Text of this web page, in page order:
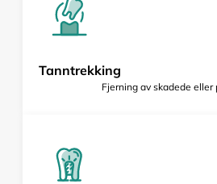
Tanntrekking
Fjerning av skadede